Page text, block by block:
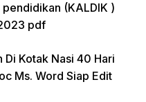
(KALDIK )
pdf
Di Kotak Nasi 40 Hari
Ms. Word Siap Edit